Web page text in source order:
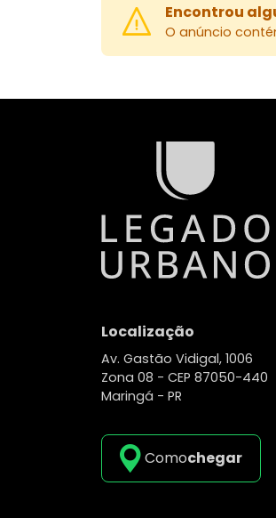
Encontrou
O anúncio
Localização
Av. Gastão Vidigal, 1006
Zona 08 - CEP 87050-440
Maringá - PR
Comochegar